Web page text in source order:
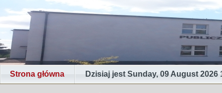
Strona główna Dzisiaj jest Sunday, 09 August 2026